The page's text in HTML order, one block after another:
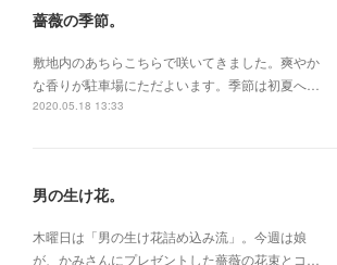
薔薇の季節。
敷地内のあちらこちらで咲いてきました。爽やか
な香りが駐車場にただよいます。季節は初夏へ…
2020.05.18 13:33
男の生け花。
木曜日は「男の生け花詰め込み流」。今週は娘
が、かみさんにプレゼントした薔薇の花束とコ…